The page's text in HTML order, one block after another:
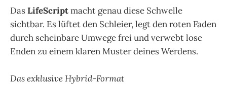
DasLifeScriptmacht genau diese Schwelle
sichtbar. Es lüftet den Schleier, legt den roten Faden
durch scheinbare Umwege frei und verwebt lose
Enden zu einem klaren Muster deines Werdens.
Das exklusive Hybrid-Format